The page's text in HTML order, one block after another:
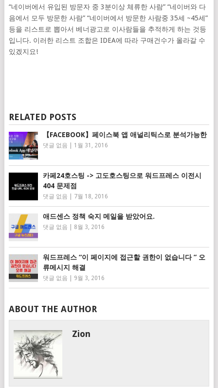
“네이버에서 유입된 방문자 중 3분이상 체류한 사람” “네이버와 다
음에서 모두 방문한 사람” “네이버에서 방문한 사람중 35세 ~45세”
등을 리스트로 뽑아서 베너광고로 이사람들을 추적하게 하는 것등
입니다. 이러한 리스트 조합은 IDEA에 따라 구매건수가 올라갈 수
있겠지요!
RELATED POSTS
【FACEBOOK】페이스북 앱 애널리틱스로 분석가능한
댓글 없음 1월 31, 2016
카페24호스팅 -> 고도호스팅으로 워드프레스 이전시
404 문제점
댓글 없음 7월 18, 2016
애드센스 정책 숙지 메일을 받았어요.
댓글 없음 8월 3, 2016
워드프레스 “이 페이지에 접근할 권한이 없습니다 ” 오
류메시지 해결
댓글 없음 9월 3, 2016
ABOUT THE AUTHOR
Zion